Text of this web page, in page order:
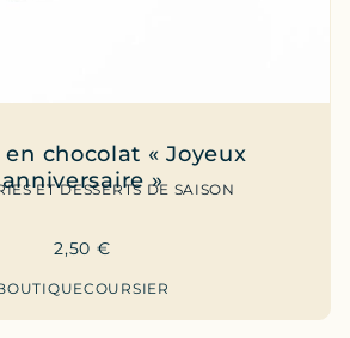
en chocolat « Joyeux
anniversaire »
ET DESSERTS DE SAISON
2,50 €
COURSIER